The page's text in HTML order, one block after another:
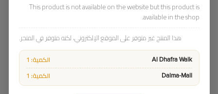
This product is not available on the website but this product is
available in the shop.
هذا المنتج غير متوفر على الموقع الإلكتروني، لكنه متوفر في المتجر.
Al Dhafra Walk الكمية: 1
Dalma-Mall الكمية: 1